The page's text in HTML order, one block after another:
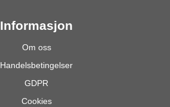
Informasjon
Om oss
Handelsbetingelser
GDPR
Cookies